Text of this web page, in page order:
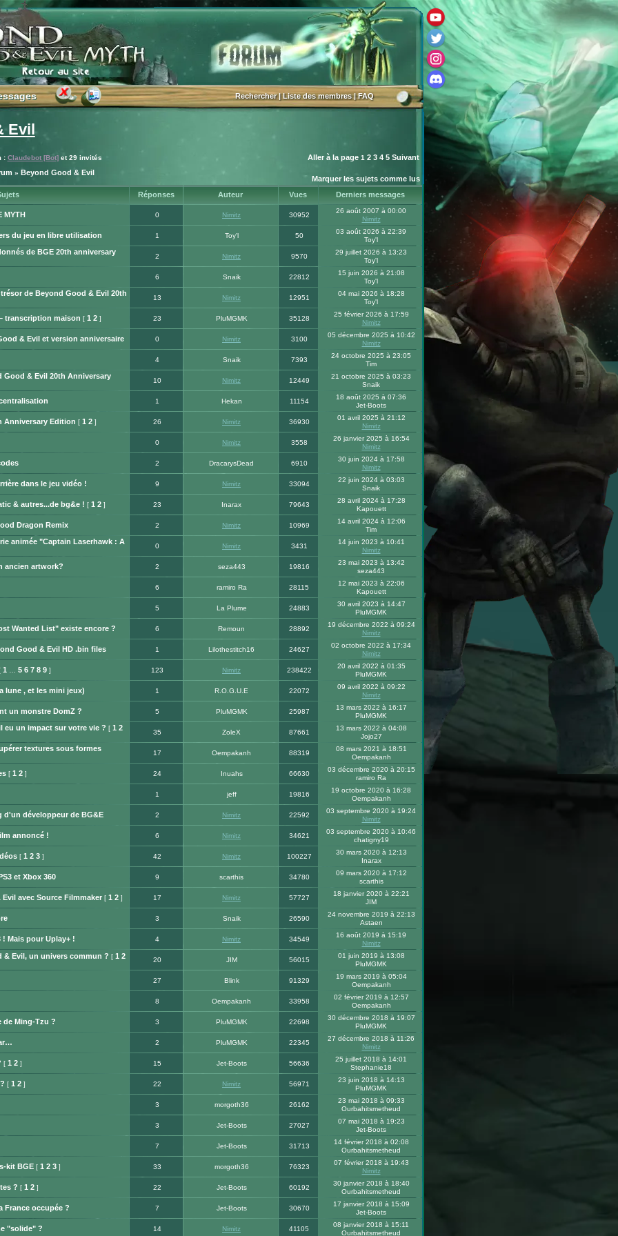
Rechercher|Liste des membres|FAQ
Evil
: Claudebot [Bot]et 29 invités Aller à la page 1 2 3 4 5 Suivant
» Beyond Good & Evil
Marquer les sujets comme lus
Réponses Auteur Vues Derniers messages
MYTH 0 Nimitz 30952
26 août 2007 à 00:00
Nimitz
du jeu en libre utilisation 1 Toy'l 50
03 août 2026 à 22:39
Toy'l
de BGE 20th anniversary
2 Nimitz 9570
29 juillet 2026 à 13:23
Toy'l
6 Snaik 22812
15 juin 2026 à 21:08
Toy'l
de Beyond Good & Evil 20th
13 Nimitz 12951
04 mai 2026 à 18:28
Toy'l
transcription maison [ 1 2] 23 PluMGMK 35128
25 février 2026 à 17:59
Nimitz
& Evil et version anniversaire 0 Nimitz 3100
05 décembre 2025 à 10:42
Nimitz
4 Snaik 7393
24 octobre 2025 à 23:05
Tim
& Evil 20th Anniversary
10 Nimitz 12449
21 octobre 2025 à 03:23
Snaik
1 Hekan 11154
18 août 2025 à 07:36
Jet-Boots
Anniversary Edition [ 1 2] 26 Nimitz 36930
01 avril 2025 à 21:12
Nimitz
0 Nimitz 3558
26 janvier 2025 à 16:54
Nimitz
2 DracarysDead 6910
30 juin 2024 à 17:58
Nimitz
dans le jeu vidéo ! 9 Nimitz 33094
22 juin 2024 à 03:03
Snaik
& autres...de bg&e ! [ 1 2] 23 Inarax 79643
28 avril 2024 à 17:28
Kapouett
Dragon Remix 2 Nimitz 10969
14 avril 2024 à 12:06
Tim
animée "Captain Laserhawk : A
0 Nimitz 3431
14 juin 2023 à 10:41
Nimitz
ancien artwork? 2 seza443 19816
23 mai 2023 à 13:42
seza443
6 ramiro Ra 28115
12 mai 2023 à 22:06
Kapouett
5 La Plume 24883
30 avril 2023 à 14:47
PluMGMK
Wanted List" existe encore ? 6 Remoun 28892
19 décembre 2022 à 09:24
Nimitz
Good & Evil HD .bin files 1 Lilothestitch16 24627
02 octobre 2022 à 17:34
Nimitz
1 5 6 7 8 9] 123 Nimitz 238422
20 avril 2022 à 01:35
PluMGMK
lune , et les mini jeux) 1 R.O.G.U.E 22072
09 avril 2022 à 09:22
Nimitz
un monstre DomZ ? 5 PluMGMK 25987
13 mars 2022 à 16:17
PluMGMK
eu un impact sur votre vie ? [ 1 2
35 ZoleX 87661
13 mars 2022 à 04:08
Jojo27
textures sous formes
17 Oempakanh 88319
08 mars 2021 à 18:51
Oempakanh
[ 1 2] 24 Inuahs 66630
03 décembre 2020 à 20:15
ramiro Ra
1 jeff 19816
19 octobre 2020 à 16:28
Oempakanh
développeur de BG&E 2 Nimitz 22592
03 septembre 2020 à 19:24
Nimitz
annoncé ! 6 Nimitz 34621
03 septembre 2020 à 10:46
chatigny19
[ 1 2 3] 42 Nimitz 100227
30 mars 2020 à 12:13
Inarax
et Xbox 360 9 scarthis 34780
09 mars 2020 à 17:12
scarthis
avec Source Filmmaker[ 1 2] 17 Nimitz 57727
18 janvier 2020 à 22:21
JIM
3 Snaik 26590
24 novembre 2019 à 22:13
Astaen
! Mais pour Uplay+ ! 4 Nimitz 34549
16 août 2019 à 15:19
Nimitz
& Evil, un univers commun ? [ 1 2 20 JIM 56015
01 juin 2019 à 13:08
PluMGMK
27 Blink 91329
19 mars 2019 à 05:04
Oempakanh
8 Oempakanh 33958
02 février 2019 à 12:57
Oempakanh
de Ming-Tzu ? 3 PluMGMK 22698
30 décembre 2018 à 19:07
PluMGMK
2 PluMGMK 22345
27 décembre 2018 à 11:26
Nimitz
[ 1 2] 15 Jet-Boots 56636
25 juillet 2018 à 14:01
Stephanie18
[ 1 2] 22 Nimitz 56971
23 juin 2018 à 14:13
PluMGMK
3 morgoth36 26162
23 mai 2018 à 09:33
Ourbahitsmetheud
3 Jet-Boots 27027
07 mai 2018 à 19:23
Jet-Boots
7 Jet-Boots 31713
14 février 2018 à 02:08
Ourbahitsmetheud
kit BGE[ 1 2 3] 33 morgoth36 76323
07 février 2018 à 19:43
Nimitz
? [ 1 2] 22 Jet-Boots 60192
30 janvier 2018 à 18:40
Ourbahitsmetheud
France occupée ? 7 Jet-Boots 30670
17 janvier 2018 à 15:09
Jet-Boots
"solide" ? 14 Nimitz 41105
08 janvier 2018 à 15:11
Ourbahitsmetheud